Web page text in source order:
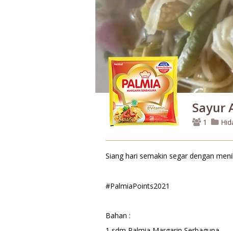
Sayur
1
Siang hari semakin segar dengan
#PalmiaPoints2021
Bahan :